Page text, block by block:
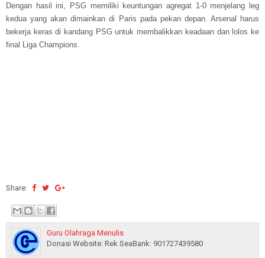
Dengan hasil ini, PSG memiliki keuntungan agregat 1-0 menjelang leg
kedua yang akan dimainkan di Paris pada pekan depan. Arsenal harus
bekerja keras di kandang PSG untuk membalikkan keadaan dan lolos ke
final Liga Champions.
Share:
Guru Olahraga Menulis
Donasi Website: Rek SeaBank: 901727439580